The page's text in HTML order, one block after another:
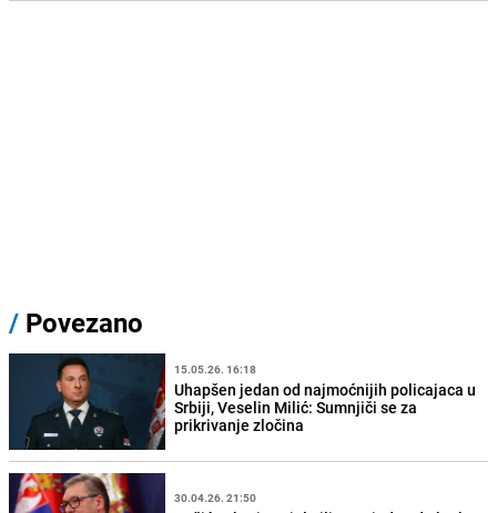
/ Povezano
15.05.26. 16:18
Uhapšen jedan od najmoćnijih policajaca u
Srbiji, Veselin Milić: Sumnjiči se za
prikrivanje zločina
30.04.26. 21:50